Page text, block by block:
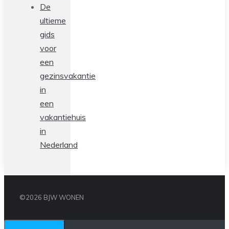
De
ultieme
gids
voor
een
gezinsvakantie
in
een
vakantiehuis
in
Nederland
©2026 BJW WONEN